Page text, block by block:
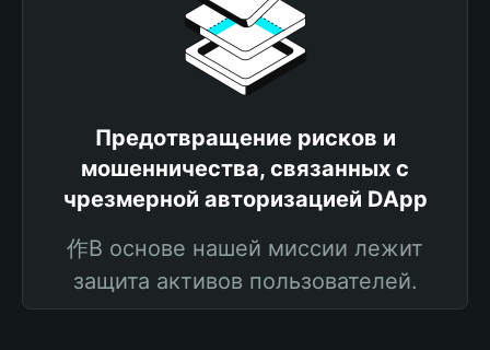
Предотвращение рисков и
мошенничества, связанных с
чрезмерной авторизацией DApp
作В основе нашей миссии лежит
защита активов пользователей.